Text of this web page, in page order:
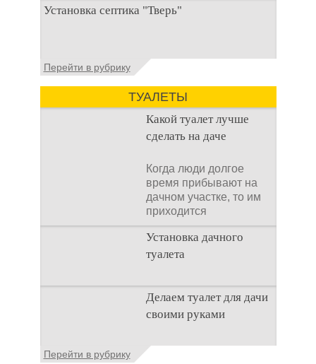
первоочередных задач становится
Установка септика "Тверь"
Установка септика Тверь - важнейший
аспект утилизации сточных вод в частных
домах и на загородных
Перейти в рубрику
ТУАЛЕТЫ
Какой туалет лучше
сделать на даче
Когда люди долгое
время прибывают на
дачном участке, то им
приходится
подстраивать все
условия
Установка дачного
туалета
Наличие туалета на
даче не является
необходимостью для
многие люди думают,
Делаем туалет для дачи
своими руками
Туалеты для дачи – это
Перейти в рубрику